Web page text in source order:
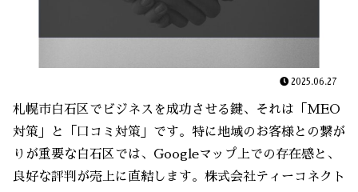
2025.06.27
札幌市白石区でビジネスを成功させる鍵、それは「MEO
対策」と「口コミ対策」です。特に地域のお客様との繋が
りが重要な白石区では、Googleマップ上での存在感と、
良好な評判が売上に直結します。株式会社ティーコネクト